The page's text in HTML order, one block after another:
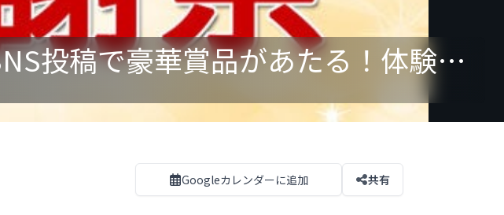
【韓国語レッスン１ヶ月無料受け放題】SNS投稿で豪華賞品があたる！体験レビューコンテスト
Googleカレンダーに追加 共有